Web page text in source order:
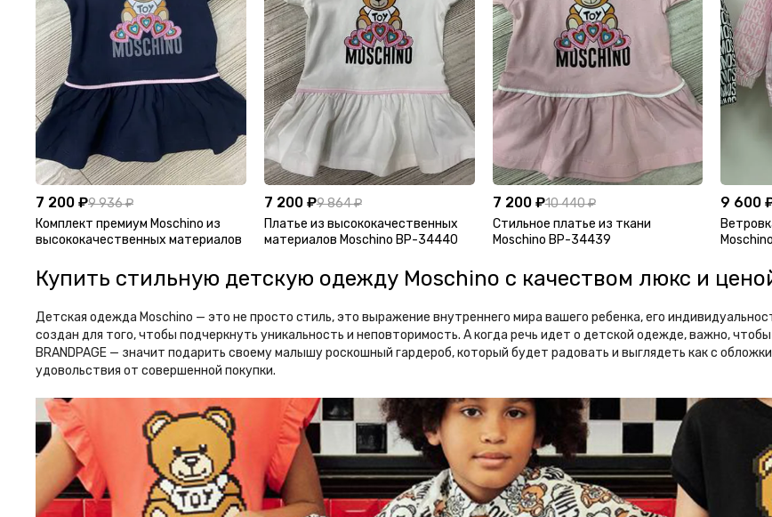
7 200 ₽9 936 ₽
Комплект премиум Moschino из
высококачественных материалов
7 200 ₽9 864 ₽
Платье из высококачественных
материалов Moschino BP-34440
7 200 ₽10 440 ₽
Стильное платье из ткани
Moschino BP-34439
9 600
Купить стильную детскую одежду Moschino с качеством люкс и
Детская одежда Moschino — это не просто стиль, это выражение внутреннего мира вашего ребенка, его
создан для того, чтобы подчеркнуть уникальность и неповторимость. А когда речь идет о детской одежде, важно,
BRANDPAGE — значит подарить своему малышу роскошный гардероб, который будет радовать и выглядеть как с
удовольствия от совершенной покупки.